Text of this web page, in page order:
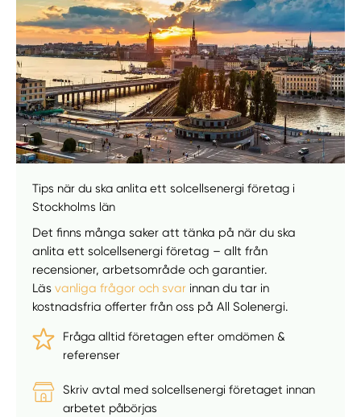
Välj tillvägagångssätt
Tips när du ska anlita ett solcellsenergi företag i
Stockholms län
Det finns många saker att tänka på när du ska
anlita ett solcellsenergi företag – allt från
recensioner, arbetsområde och garantier.
Läsvanliga frågor och svar innan du tar in
kostnadsfria offerter från oss på All Solenergi.
Fråga alltid företagen efter omdömen &
referenser
Skriv avtal med solcellsenergi företaget innan
arbetet påbörjas